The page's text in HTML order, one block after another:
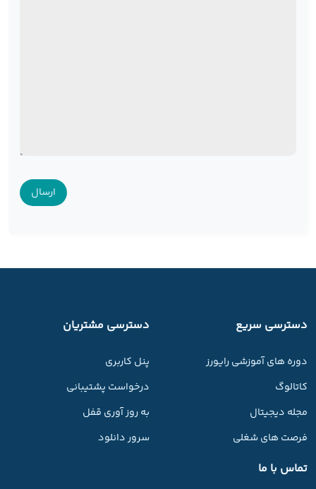
دسترسی سریع
دوره های آموزشی رایورز
کاتالوگ
مجله دیجیتال
فرصت های شغلی
دسترسی مشتریان
پنل کاربری
درخواست پشتیبانی
به روز آوری قفل
سرور دانلود
تماس با ما